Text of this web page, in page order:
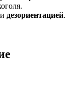
и дезориентацией.